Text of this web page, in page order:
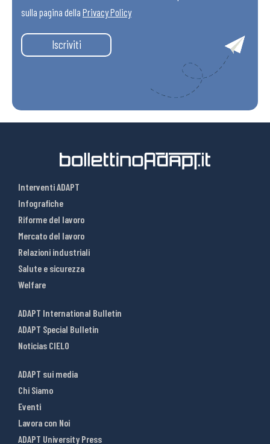
sulla pagina della Privacy Policy
Iscriviti
Interventi ADAPT
Infografiche
Riforme del lavoro
Mercato del lavoro
Relazioni industriali
Salute e sicurezza
Welfare
ADAPT International Bulletin
ADAPT Special Bulletin
Noticias CIELO
ADAPT sui media
Chi Siamo
Eventi
Lavora con Noi
ADAPT University Press